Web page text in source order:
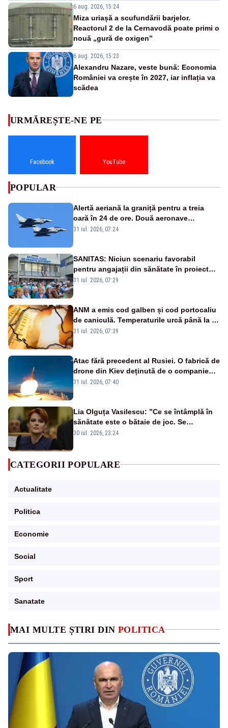
6 aug. 2026, 15:24
Miza uriașă a scufundării barjelor.
Reactorul 2 de la Cernavodă poate primi o
nouă „gură de oxigen”
6 aug. 2026, 15:23
Alexandru Nazare, veste bună: Economia
României va crește în 2027, iar inflația va
scădea
MAI MULTE ȘTIRI DIN POLITICA
URMĂREȘTE-NE PE
Facebook YouTube
POPULAR
Alertă aeriană la graniță pentru a treia
oară în 24 de ore. Două aeronave
Eurofighter britanice au fost ridicate de la
31 iul. 2026, 07:24
SANITAS: Niciun scenariu favorabil
pentru angajații din sănătate în proiectul
Legii salarizării
31 iul. 2026, 07:29
ANM a emis cod galben și cod portocaliu
de caniculă. Temperaturile urcă până la 38
de grade, iar nopțile devin tropicale
31 iul. 2026, 07:39
Atac fără precedent al Rusiei. O fabrică de
drone din Kiev deținută de o companie
americană, distrusă de o rachetă
31 iul. 2026, 07:40
Lia Olguța Vasilescu: ”Ce se întâmplă în
sănătate este o bătaie de joc. Se
guvernează extraordinar de prost”
30 iul. 2026, 23:24
CATEGORII POPULARE
Actualitate
Politica
Economie
Social
Sport
Sanatate